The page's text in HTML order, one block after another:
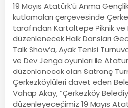
19 Mayıs Atatürk’ü Anma
kutlamaları çerçevesinde
tarafından Kartaltepe Piknik ve
düzenlenecek Halk Dansları
Talk Show’a, Ayak Tenisi
ve Dev Jenga oyunları ile
düzenlenecek olan Satranç
Çerkezköylüleri davet eden
Vahap Akay, “Çerkezköy
düzenleyeceğimiz 19 Mayıs